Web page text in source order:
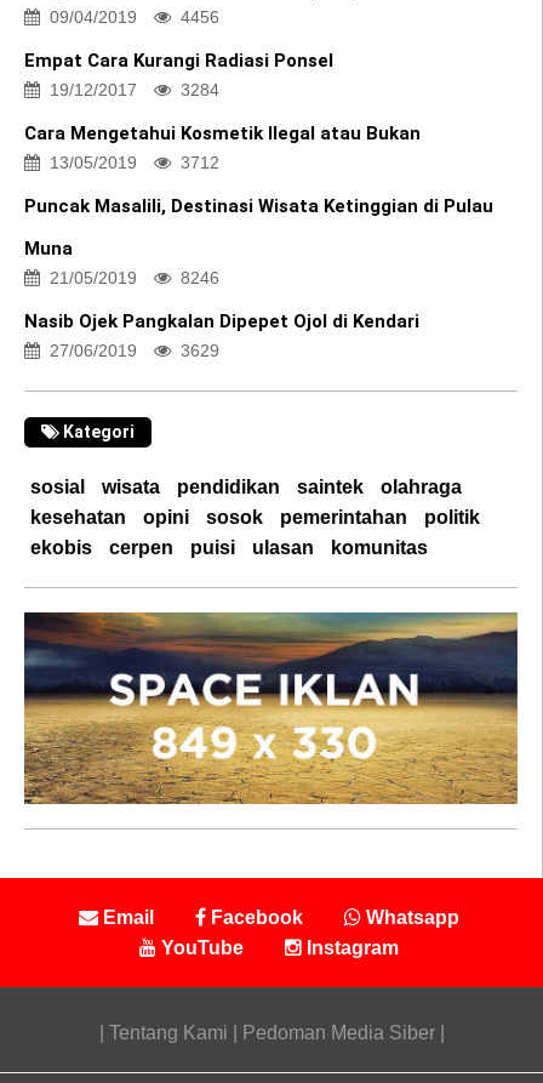
09/04/2019 4456
Empat Cara Kurangi Radiasi Ponsel
19/12/2017 3284
Cara Mengetahui Kosmetik Ilegal atau Bukan
13/05/2019 3712
Puncak Masalili, Destinasi Wisata Ketinggian di Pulau
Muna
21/05/2019 8246
Nasib Ojek Pangkalan Dipepet Ojol di Kendari
27/06/2019 3629
Kategori
sosial wisata pendidikan saintek
olahraga
kesehatan
opini sosok pemerintahan
politik
ekobis
cerpen puisi ulasan komunitas
Email Facebook
Whatsapp
YouTube
Instagram
Tentang Kami Pedoman Media Siber|